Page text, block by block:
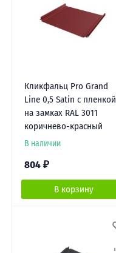
Кликфальц Pro Grand
Line 0,5 Satin с пленкой
на замках RAL 3011
коричнево-красный
В наличии
804 ₽
В корзину